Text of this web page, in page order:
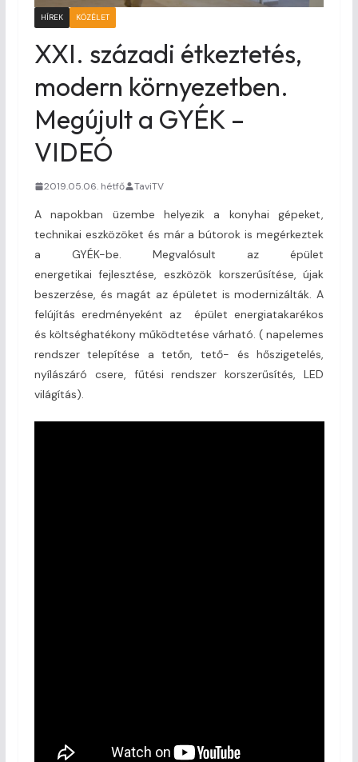
HÍREK KÖZÉLET
XXI. századi étkeztetés,
modern környezetben.
Megújult a GYÉK –
VIDEÓ
2019.05.06. hétfő TaviTV
A napokban üzembe helyezik a konyhai gépeket,
technikai eszközöket és már a bútorok is megérkeztek
a GYÉK-be. Megvalósult az épület
energetikai fejlesztése, eszközök korszerűsítése, újak
beszerzése, és magát az épületet is modernizálták. A
felújítás eredményeként az épület energiatakarékos
és költséghatékony működtetése várható. ( napelemes
rendszer telepítése a tetőn, tető- és hőszigetelés,
nyílászáró csere, fűtési rendszer korszerűsítés, LED
világítás).